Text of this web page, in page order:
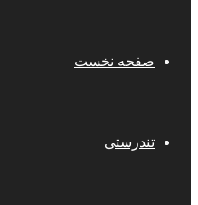
صفحه نخست
تندرستی